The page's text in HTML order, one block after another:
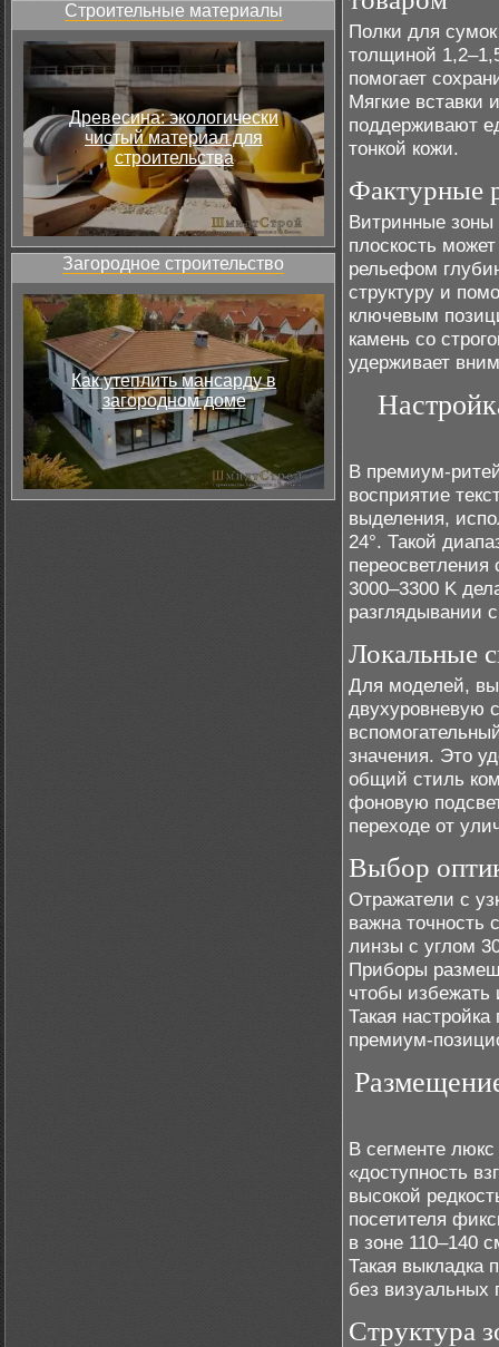
Строительные материалы
Древесина: экологически
чистый материал для
строительства
Загородное строительство
Как утеплить мансарду в
загородном доме
Полки для
толщиной
помогает
Мягкие
поддерживают
тонкой кожи.
Фактурные
Витринные зоны
плоскость
рельефом
структуру и
ключевым
камень со
удерживает
В премиум-
восприятие
выделения,
24°. Такой
3000–3300 K
разглядывании
Локальные
Для моделей,
двухуровневую
значения. Это
общий стиль
фоновую
переходе от
Выбор
Отражатели с
важна точность
линзы с углом
Приборы
чтобы избежать
Такая
премиум-
В сегменте
«доступность
высокой
посетителя
в зоне 110–140
Такая выкладка
без визуальных
Структура